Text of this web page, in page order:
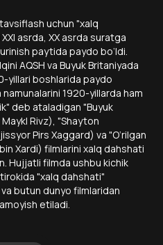
uchun "xalq
asrda, XX asrda suratga
paytida paydo bo‘ldi.
AQSH va Buyuk Britaniyada
yillari boshlarida paydo
1920-yillarda ham
deb ataladigan "Buyuk
Rivz), "Shayton
Pirs Xaggard) va "O‘rilgan
Xardi) filmlarini xalq dahshati
Hujjatli filmda ushbu kichik
"xalq dahshati"
butun dunyo filmlaridan
etiladi.